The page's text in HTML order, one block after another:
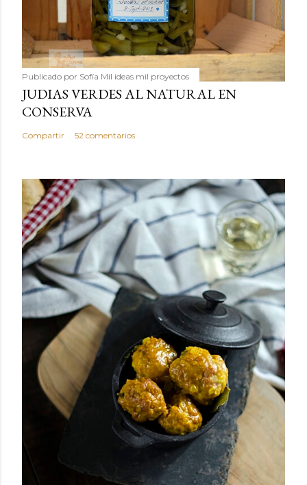
Publicado por Sofía Mil ideas mil proyectos
JUDIAS VERDES AL NATURAL EN
CONSERVA
Compartir 52 comentarios